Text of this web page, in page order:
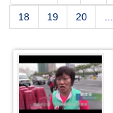
18 19 20